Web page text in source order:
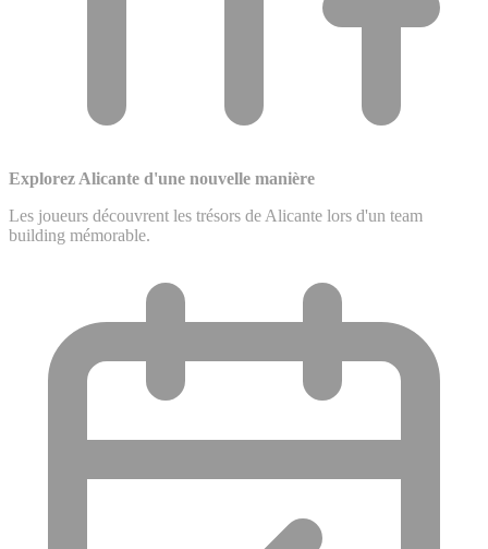
Explorez Alicante d'une nouvelle manière
Les joueurs découvrent les trésors de Alicante lors d'un team
building mémorable.